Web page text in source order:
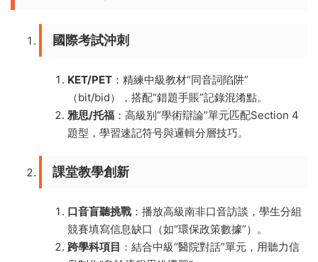
​國際考試沖刺​
​KET/PET​ ​：精練中級教材“同音詞陷阱”
（bit/bid），搭配“錯題手賬”記錄混淆點。
​雅思/托福​ ​：高級别“學術辯論”單元匹配Section 4
題型，學習速記符号與邏輯分層技巧。
​課堂教學創新​
​口音盲聽挑戰​ ​：播放高級南非口音訪談，學生分組
競賽填寫信息缺口（如“環保政策數據”）。
​跨學科項目​ ​：結合中級“醫院對話”單元，用聽力信